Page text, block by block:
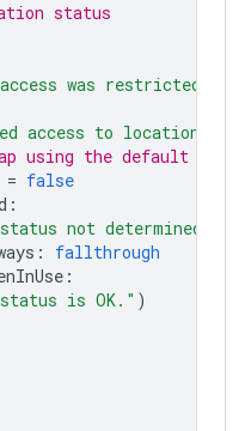
status
was restricted."
access to location."
using the default
= false
:
not determined."
:
fallthrough
:
is OK." )